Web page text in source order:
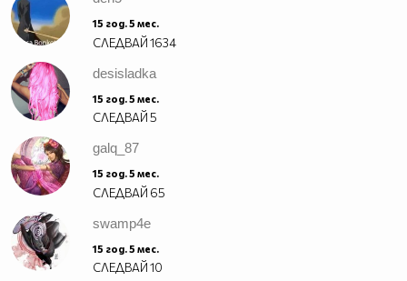
15 год. 5 мес.
СЛЕДВАЙ1634
desisladka
15 год. 5 мес.
СЛЕДВАЙ5
galq_87
15 год. 5 мес.
СЛЕДВАЙ 65
swamp4e
15 год. 5 мес.
СЛЕДВАЙ10